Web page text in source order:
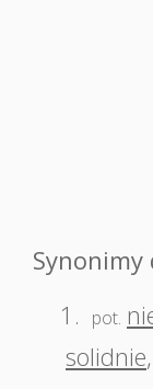
Synonimy
1.
pot.
solidnie,